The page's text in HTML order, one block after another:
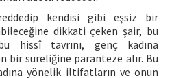
kendisi gibi eşsiz bir
dikkati çeken şair, bu
hissî tavrını, genç kadına
bir süreliğine paranteze alır. Bu
yönelik iltifatların ve onun